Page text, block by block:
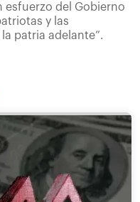
esfuerzo del Gobierno
y las
patria adelante”.